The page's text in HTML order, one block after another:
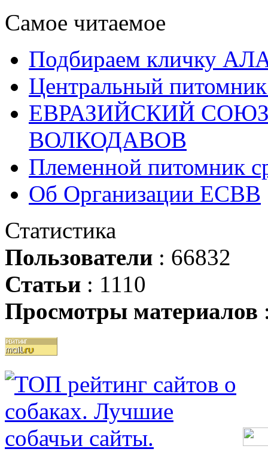
Самое читаемое
Подбираем кличку
Центральный
ЕВРАЗИЙСКИЙ
ВОЛКОДАВОВ
Племенной питомник
Об Организации ЕСВВ
Статистика
Пользователи : 66832
Статьи : 1110
Просмотры материалов